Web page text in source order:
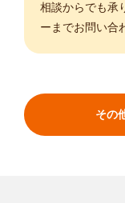
相談からでも承
ーまでお問い合
その